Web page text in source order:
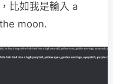
比如我是輸入 a
moon.